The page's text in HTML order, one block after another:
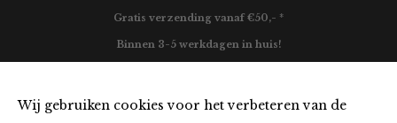
Wij gebruiken cookies voor het verbeteren van de
Gratis verzending vanaf €50,- *
Binnen 3-5 werkdagen in huis!